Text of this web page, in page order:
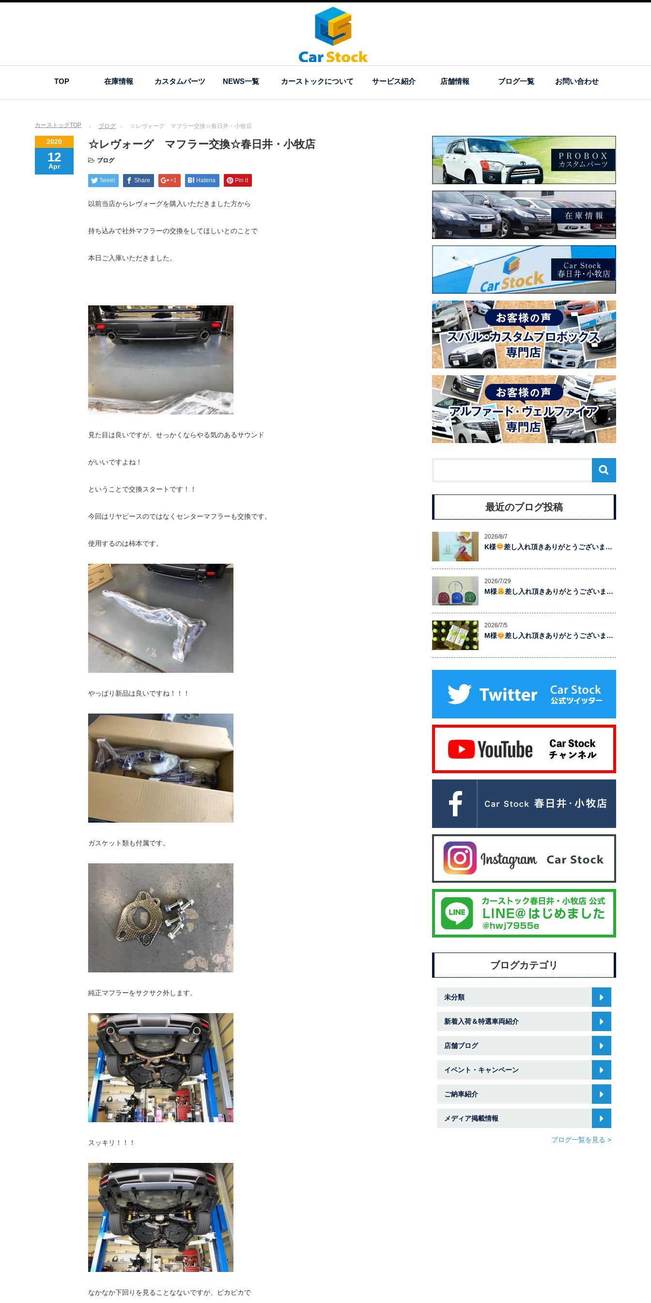
TOP 在庫情報 カスタムパーツ NEWS一覧 カーストックについて サービス紹介 店舗情報 ブログ一覧 お問い合わせ
カーストックTOP ブログ ☆レヴォーグ マフラー交換☆春日井・小牧店
2020
12
Apr
☆レヴォーグ マフラー交換☆春日井・小牧店
ブログ
Tweet Share +1 Hatena Pin it
以前当店からレヴォーグを購入いただきました方から
持ち込みで社外マフラーの交換をしてほしいとのことで
本日ご入庫いただきました。
見た目は良いですが、せっかくならやる気のあるサウンド
がいいですよね！
ということで交換スタートです！！
今回はリヤピースのではなくセンターマフラーも交換です。
使用するのは柿本です。
やっぱり新品は良いですね！！！
ガスケット類も付属です。
純正マフラーをサクサク外します。
スッキリ！！！
なかなか下回りを見ることなないですが、ピカピカで
最近のブログ投稿
2026/8/7
K様 差し入れ頂きありがとうございま…
2026/7/29
M様 差し入れ頂きありがとうございま…
2026/7/5
M様 差し入れ頂きありがとうございま…
ブログカテゴリ
未分類
新着入荷＆特選車両紹介
店舗ブログ
イベント・キャンペーン
ご納車紹介
メディア掲載情報
ブログ一覧を見る >